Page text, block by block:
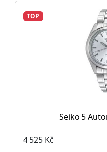
TOP
Seiko 5
4 525 Kč